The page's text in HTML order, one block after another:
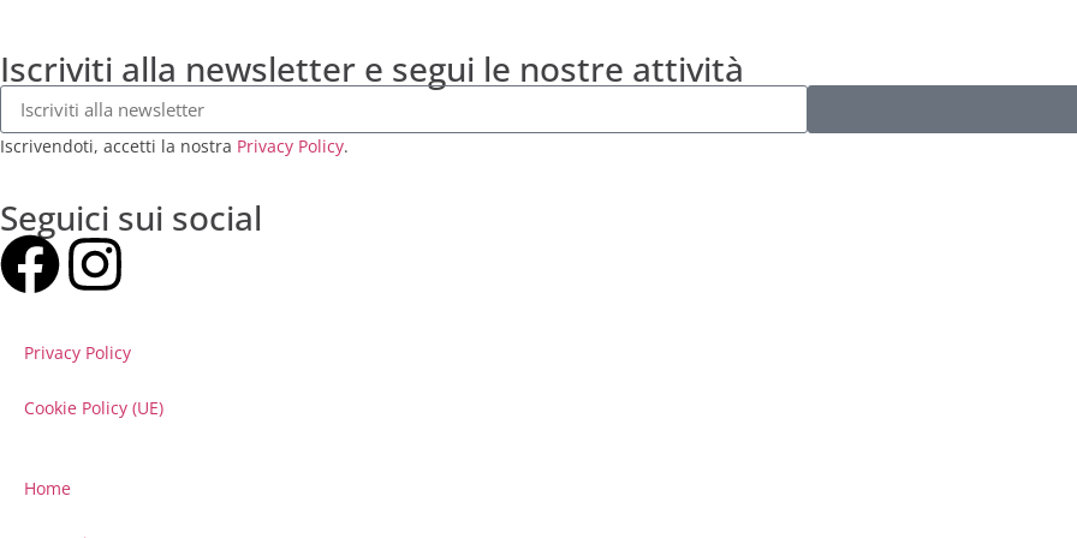
Iscriviti alla newsletter e segui le nostre attività
Iscrivendoti, accetti la nostra Privacy Policy.
Seguici sui social
Privacy Policy
Cookie Policy (UE)
Home